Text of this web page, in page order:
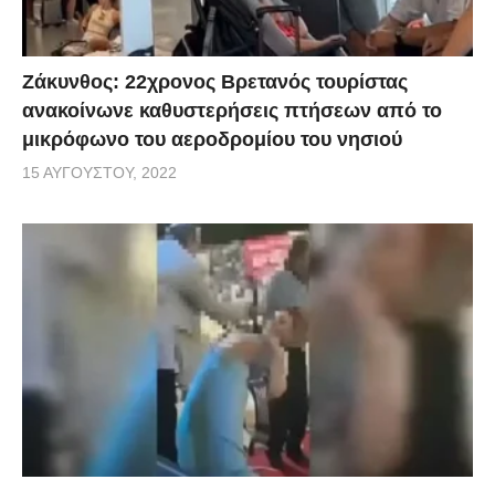
Ζάκυνθος: 22χρονος Βρετανός τουρίστας
ανακοίνωνε καθυστερήσεις πτήσεων από το
μικρόφωνο του αεροδρομίου του νησιού
15 ΑΥΓΟΎΣΤΟΥ, 2022